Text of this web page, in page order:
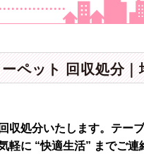
ペット 回収処分｜
収処分いたします。テー
軽に “快適生活” までご連